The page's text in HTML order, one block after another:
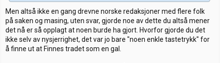
Men altså ikke en gang drevne norske redaksjoner med flere folk
på saken og masing, uten svar, gjorde noe av dette du altså mener
det nå er så opplagt at noen burde ha gjort. Hvorfor gjorde du det
ikke selv av nysjerrighet, det var jo bare "noen enkle tastetrykk" for
å finne ut at Finnes tradet som en gal.